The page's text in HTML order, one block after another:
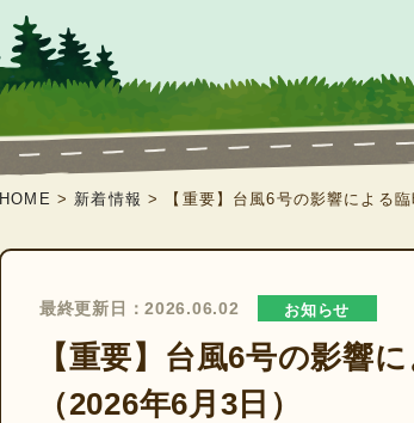
HOME > 新着情報 > 【重要】台風6号の影響による
【重要】台風6号の影響
（2026年6月3日）
最終更新日：2026.06.02 お知らせ